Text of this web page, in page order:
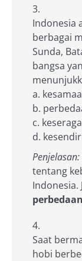
Indonesia
berbagai
Sunda,
bangsa
a.
b.
c.
d.
Penjelasan:
tentang
Indonesia.
perbedaan
Saat
hobi